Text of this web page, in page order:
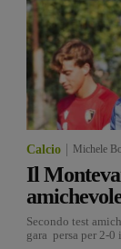
Calcio Michele
Il
Secondo test
gara persa per 2-0